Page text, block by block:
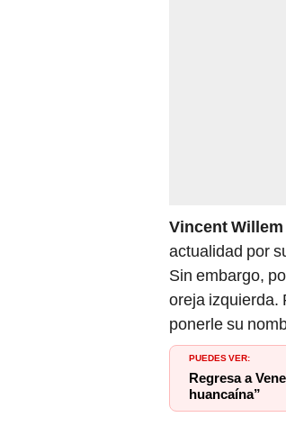
Vincent Willem
actualidad por
Sin embargo,
oreja izquierda.
ponerle su
PUEDES VER:
Regresa a
huancaína”